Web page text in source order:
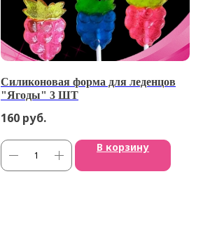
Силиконовая форма для леденцов
"Ягоды" 3 ШТ
160 руб.
В корзину